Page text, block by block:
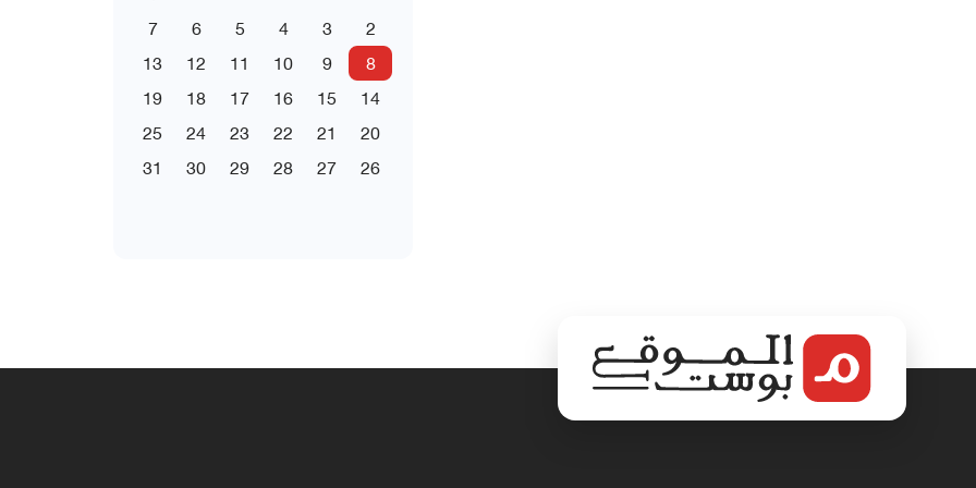
2
3
4
5
6
7
8
9
10
11
12
13
14
15
16
17
18
19
20
21
22
23
24
25
26
27
28
29
30
31